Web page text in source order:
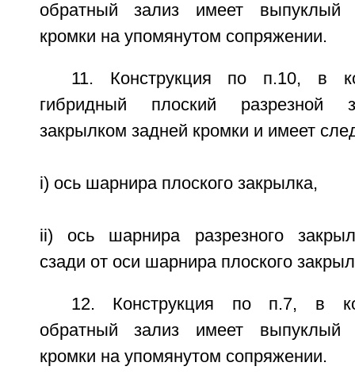
обратный зализ имеет выпуклый
кромки на упомянутом сопряжении.
11. Конструкция по п.10, в
гибридный плоский разрезной
закрылком задней кромки и имеет
i) ось шарнира плоского закрылка,
ii) ось шарнира разрезного
сзади от оси шарнира плоского
12. Конструкция по п.7, в
обратный зализ имеет выпуклый
кромки на упомянутом сопряжении.